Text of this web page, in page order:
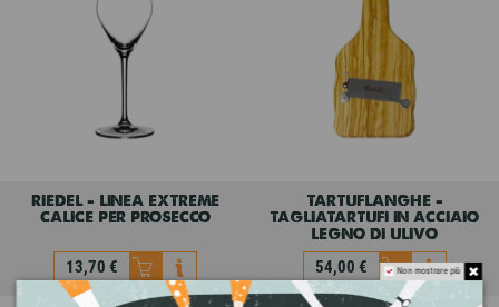
riedel - linea extreme
calice per prosecco
13,70 €
tartuflanghe -
tagliatartufi in acciaio
legno di ulivo
54,00 € Non mostrare più